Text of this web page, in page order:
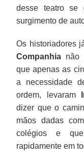
desse teatro se
surgimento de
Os historiadores
Companhia não
que apenas as
a necessidade
ordem, levaram
dizer que o
mãos dadas
colégios e
rapidamente em